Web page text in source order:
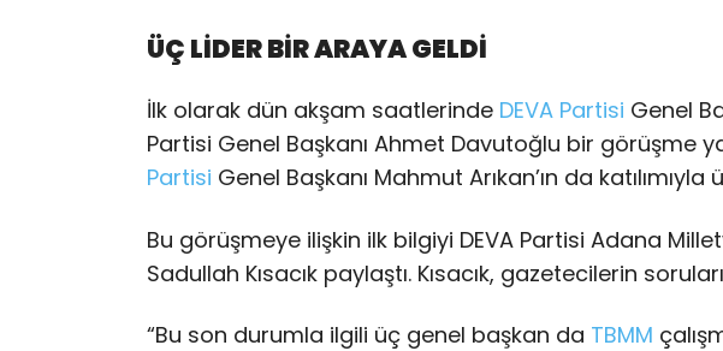
ÜÇ LİDER BİR ARAYA GELDİ
İlk olarak dün akşam saatlerinde DEVA Partisi Genel
Partisi Genel Başkanı Ahmet Davutoğlu bir görüşme
Partisi Genel Başkanı Mahmut Arıkan’ın da
Bu görüşmeye ilişkin ilk bilgiyi DEVA Partisi Adana
Sadullah Kısacık paylaştı. Kısacık, gazetecilerin
“Bu son durumla ilgili üç genel başkan da TBMM